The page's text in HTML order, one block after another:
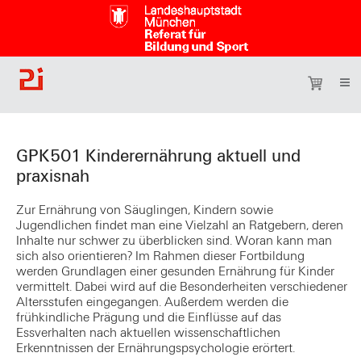
GPK501 Kinderernährung aktuell und
praxisnah
Zur Ernährung von Säuglingen, Kindern sowie
Jugendlichen findet man eine Vielzahl an Ratgebern, deren
Inhalte nur schwer zu überblicken sind. Woran kann man
sich also orientieren? Im Rahmen dieser Fortbildung
werden Grundlagen einer gesunden Ernährung für Kinder
vermittelt. Dabei wird auf die Besonderheiten verschiedener
Altersstufen eingegangen. Außerdem werden die
frühkindliche Prägung und die Einflüsse auf das
Essverhalten nach aktuellen wissenschaftlichen
Erkenntnissen der Ernährungspsychologie erörtert.